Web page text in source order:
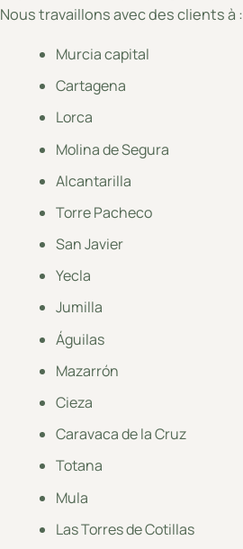
Nous travaillons avec des clients à :
Murcia capital
Cartagena
Lorca
Molina de Segura
Alcantarilla
Torre Pacheco
San Javier
Yecla
Jumilla
Águilas
Mazarrón
Cieza
Caravaca de la Cruz
Totana
Mula
Las Torres de Cotillas